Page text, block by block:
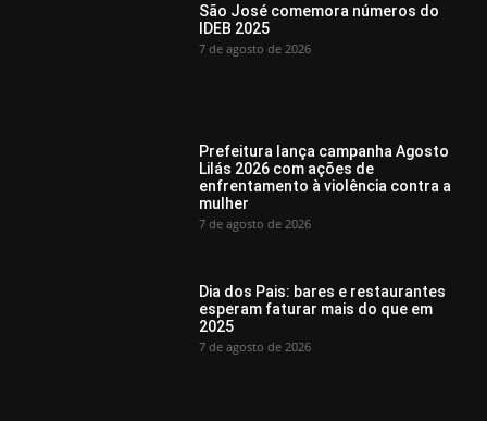
São José comemora números do
IDEB 2025
7 de agosto de 2026
Prefeitura lança campanha Agosto
Lilás 2026 com ações de
enfrentamento à violência contra a
mulher
7 de agosto de 2026
Dia dos Pais: bares e restaurantes
esperam faturar mais do que em
2025
7 de agosto de 2026